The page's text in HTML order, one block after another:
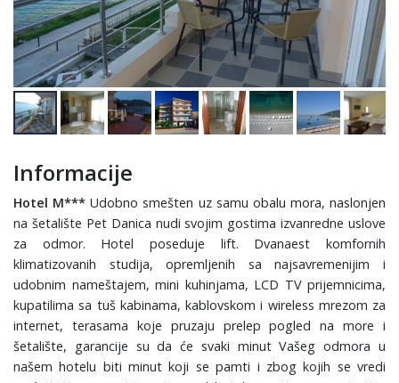
Informacije
Hotel M*** Udobno smešten uz samu obalu mora, naslonjen
na šetalište Pet Danica nudi svojim gostima izvanredne uslove
za odmor. Hotel poseduje lift. Dvanaest komfornih
klimatizovanih studija, opremljenih sa najsavremenijim i
udobnim nameštajem, mini kuhinjama, LCD TV prijemnicima,
kupatilima sa tuš kabinama, kablovskom i wireless mrezom za
internet, terasama koje pruzaju prelep pogled na more i
šetalište, garancije su da će svaki minut Vašeg odmora u
našem hotelu biti minut koji se pamti i zbog kojih se vredi